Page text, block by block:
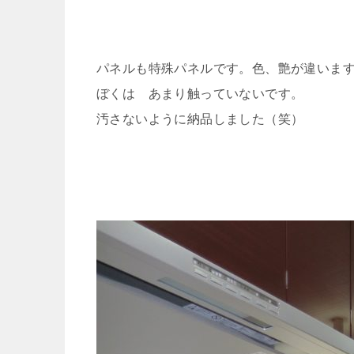
パネルも特殊パネルです。色、艶が違いま
ぼくは あまり触っていないです。
汚さないように納品しました（笑）